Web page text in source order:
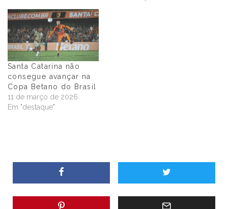
Santa Catarina não
consegue avançar na
Copa Betano do Brasil
11 de março de 2026
Em "destaque"